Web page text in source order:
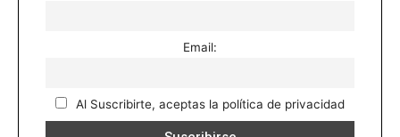
Email:
Al Suscribirte, aceptas la política de privacidad